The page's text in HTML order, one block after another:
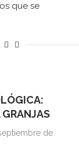
que se
de